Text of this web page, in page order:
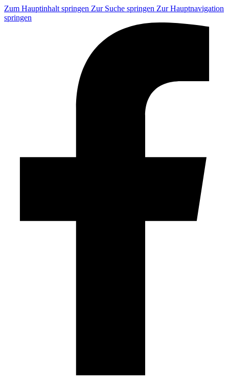
Zum Hauptinhalt springen Zur Suche springen Zur Hauptnavigation
springen